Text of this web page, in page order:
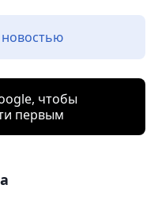
чтобы
первым